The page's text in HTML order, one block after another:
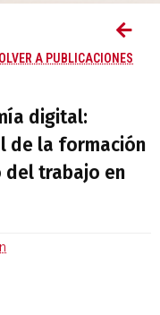
A PUBLICACIONES
digital:
de la formación
del trabajo en